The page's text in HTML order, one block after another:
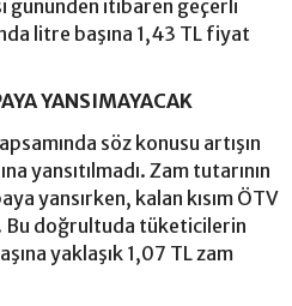
gününden itibaren geçerli
litre başına 1,43 TL fiyat
YANSIMAYACAK
söz konusu artışın
yansıtılmadı. Zam tutarının
yansırken, kalan kısım ÖTV
Bu doğrultuda tüketicilerin
yaklaşık 1,07 TL zam